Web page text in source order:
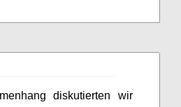
diskutierten wir